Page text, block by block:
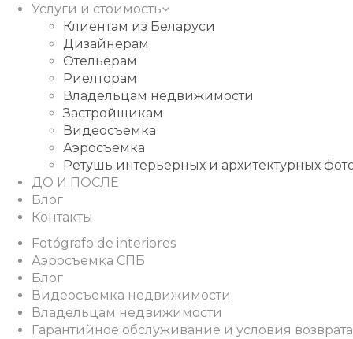
Услуги и стоимость
Клиентам из Беларуси
Дизайнерам
Отельерам
Риелторам
Владельцам недвижимости
Застройщикам
Видеосъемка
Аэросъемка
Ретушь интерьерных и архитектурных
ДО И ПОСЛЕ
Блог
Контакты
Fotógrafo de interiores
Аэросъемка СПБ
Блог
Видеосъемка недвижимости
Владельцам недвижимости
Гарантийное обслуживание и условия